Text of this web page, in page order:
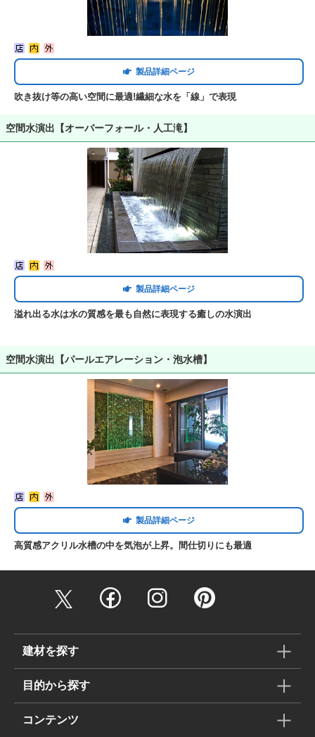
製品詳細ページ
吹き抜け等の高い空間に最適!繊細な水を「線」で表現
空間水演出【オーバーフォール・人工滝】
製品詳細ページ
溢れ出る水は水の質感を最も自然に表現する癒しの水演出
空間水演出【パールエアレーション・泡水槽】
製品詳細ページ
高質感アクリル水槽の中を気泡が上昇。間仕切りにも最適
建材を探す
目的から探す
コンテンツ